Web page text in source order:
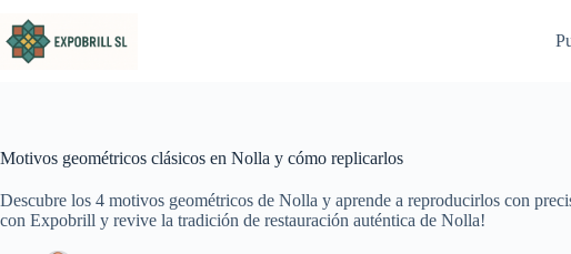
Motivos geométricos clásicos en Nolla y cómo replicarlos
Descubre los 4 motivos geométricos de Nolla y aprende a reproducirlos con
con Expobrill y revive la tradición de restauración auténtica de Nolla!